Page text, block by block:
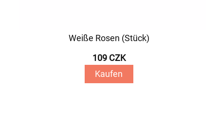
Weiße Rosen (Stück)
109 CZK
Kaufen